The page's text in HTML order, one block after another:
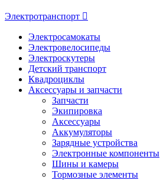
Электротранспорт
Электросамокаты
Электровелосипеды
Электроскутеры
Детский транспорт
Квадроциклы
Аксессуары и запчасти
Запчасти
Экипировка
Аксессуары
Аккумуляторы
Зарядные устройства
Электронные компоненты
Шины и камеры
Тормозные элементы